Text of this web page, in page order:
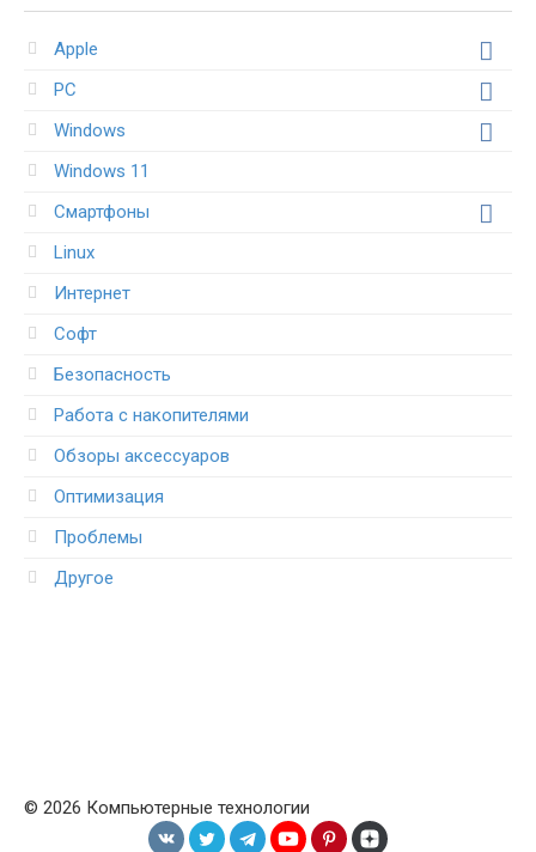
Apple
PC
Windows
Windows 11
Смартфоны
Linux
Интернет
Софт
Безопасность
Работа с накопителями
Обзоры аксессуаров
Оптимизация
Проблемы
Другое
© 2026 Компьютерные технологии